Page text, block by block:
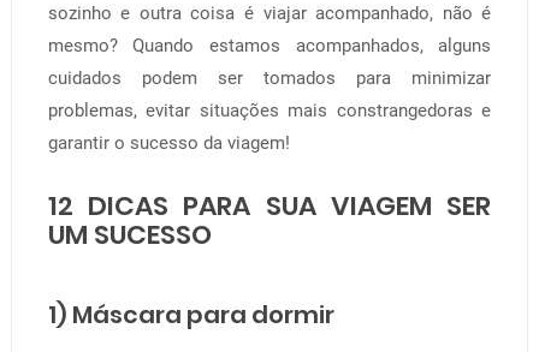
sozinho e outra coisa é viajar acompanhado, não é
mesmo? Quando estamos acompanhados, alguns
cuidados podem ser tomados para minimizar
problemas, evitar situações mais constrangedoras e
garantir o sucesso da viagem!
12 DICAS PARA SUA VIAGEM SER
UM SUCESSO
1) Máscara para dormir